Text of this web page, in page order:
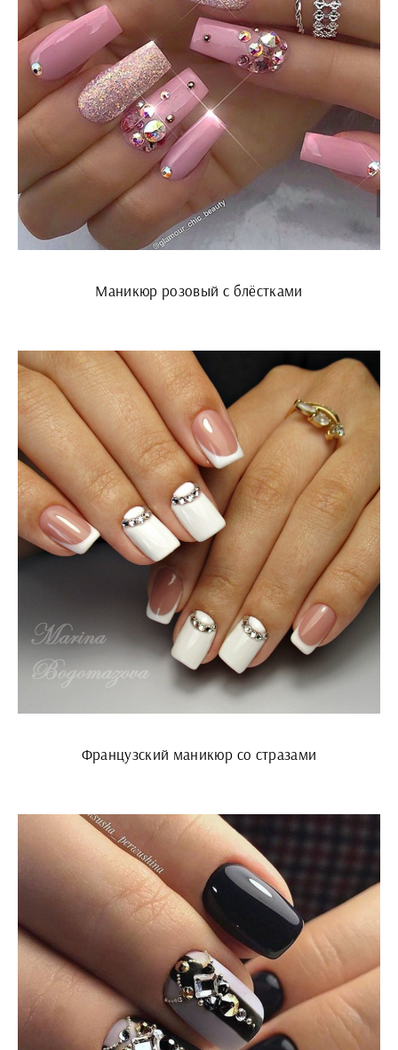
Маникюр розовый с блёстками
Французский маникюр со стразами